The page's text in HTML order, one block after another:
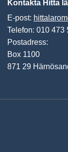
Kontakta Hitta
E-post:
Telefon: 010 473
Postadress:
Box 1100
871 29